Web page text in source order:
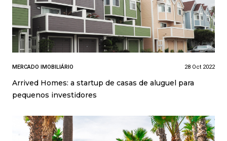
MERCADO IMOBILIÁRIO 28 Oct 2022
Arrived Homes: a startup de casas de aluguel para
pequenos investidores